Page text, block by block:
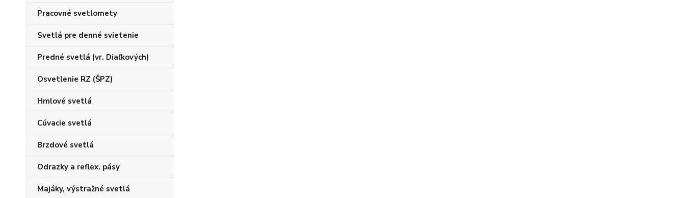
Pracovné svetlomety
Svetlá pre denné svietenie
Predné svetlá (vr. Diaľkových)
Osvetlenie RZ (ŠPZ)
Hmlové svetlá
Cúvacie svetlá
Brzdové svetlá
Odrazky a reflex. pásy
Majáky, výstražné svetlá